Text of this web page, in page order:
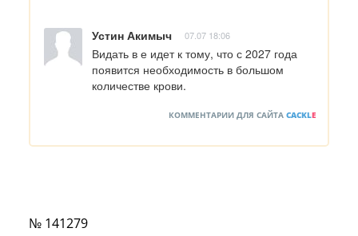
Устин Акимыч 07.07 18:06
Видать в е идет к тому, что с 2027 года
появится необходимость в большом
количестве крови.
КОММЕНТАРИИ ДЛЯ САЙТА CACKLE
№ 141279